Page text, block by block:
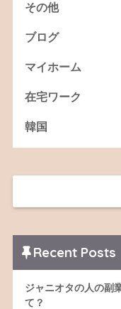
その他
ブログ
マイホーム
在宅ワーク
韓国
Recent Posts
ジャニオタの人の副
て？